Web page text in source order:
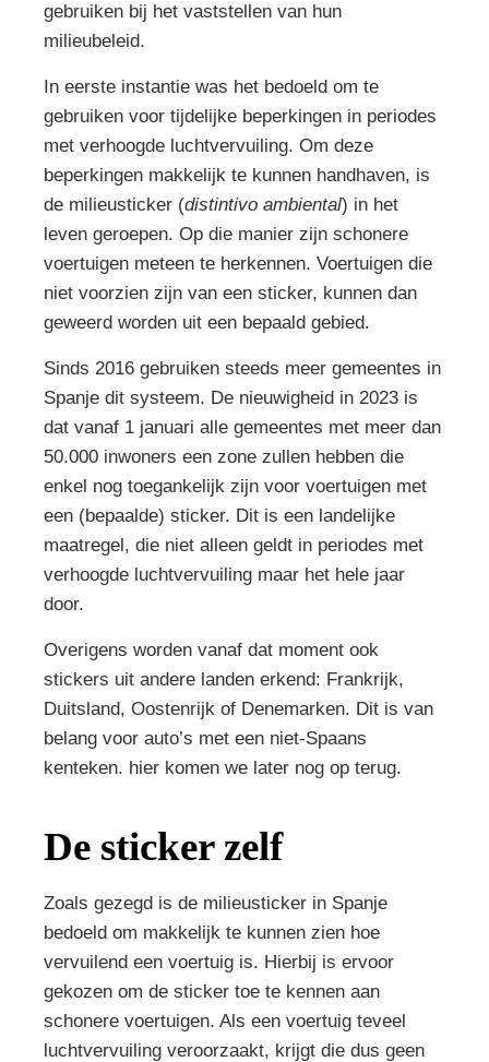
gebruiken bij het vaststellen van hun
milieubeleid.
In eerste instantie was het bedoeld om te
gebruiken voor tijdelijke beperkingen in periodes
met verhoogde luchtvervuiling. Om deze
beperkingen makkelijk te kunnen handhaven, is
de milieusticker (distintivo ambiental) in het
leven geroepen. Op die manier zijn schonere
voertuigen meteen te herkennen. Voertuigen die
niet voorzien zijn van een sticker, kunnen dan
geweerd worden uit een bepaald gebied.
Sinds 2016 gebruiken steeds meer gemeentes in
Spanje dit systeem. De nieuwigheid in 2023 is
dat vanaf 1 januari alle gemeentes met meer dan
50.000 inwoners een zone zullen hebben die
enkel nog toegankelijk zijn voor voertuigen met
een (bepaalde) sticker. Dit is een landelijke
maatregel, die niet alleen geldt in periodes met
verhoogde luchtvervuiling maar het hele jaar
door.
Overigens worden vanaf dat moment ook
stickers uit andere landen erkend: Frankrijk,
Duitsland, Oostenrijk of Denemarken. Dit is van
belang voor auto’s met een niet-Spaans
kenteken. hier komen we later nog op terug.
De sticker zelf
Zoals gezegd is de milieusticker in Spanje
bedoeld om makkelijk te kunnen zien hoe
vervuilend een voertuig is. Hierbij is ervoor
gekozen om de sticker toe te kennen aan
schonere voertuigen. Als een voertuig teveel
luchtvervuiling veroorzaakt, krijgt die dus geen